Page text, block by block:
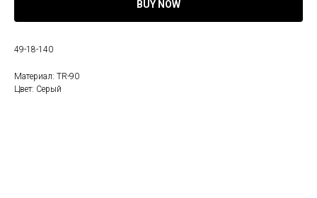
BUY NOW
49-18-140
Материал: TR-90
Цвет: Серый